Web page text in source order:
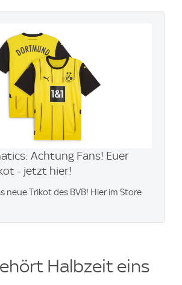
Achtung Fans! Euer
- jetzt hier!
neue Trikot des BVB! Hier im Store
Halbzeit eins